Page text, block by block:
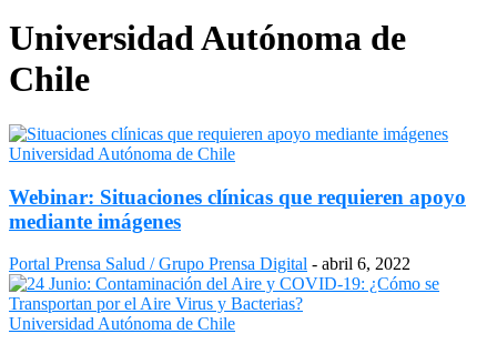
Universidad Autónoma de
Chile
Universidad Autónoma de Chile
Webinar: Situaciones clínicas que requieren apoyo
mediante imágenes
Portal Prensa Salud / Grupo Prensa Digital - abril 6, 2022
Universidad Autónoma de Chile